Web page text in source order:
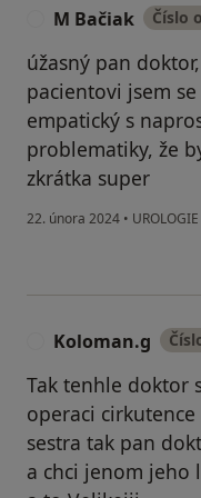
M Bačiak Číslo
úžasný pan
pacientovi jsem
empatický s
problematiky, že
zkrátka super
22. února 2024 •
Koloman.g
Tak tenhle doktor
operaci
sestra tak pan
a chci jenom jeho